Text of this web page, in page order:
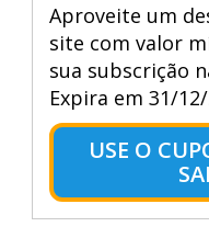
Aproveite um
site com valor
sua subscrição
Expira em 31/
USE O